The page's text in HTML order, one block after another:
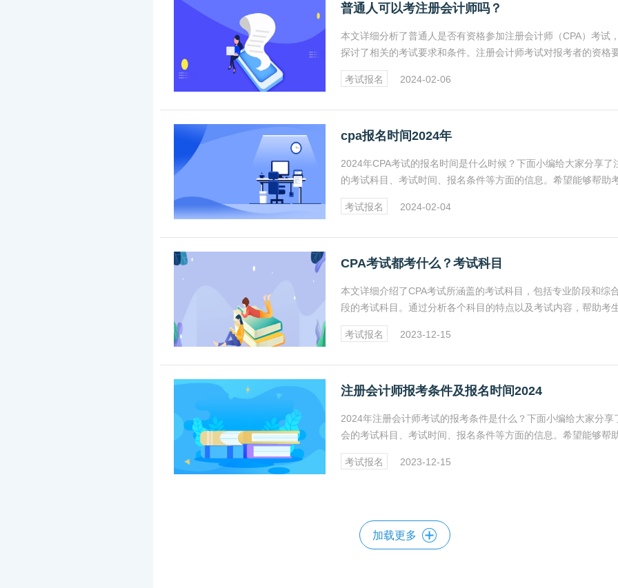
普通人可以考注册会计师吗？
本文详细分析了普通人是否有资格参加注册会计师（CPA）考试
探讨了相关的考试要求和条件。注册会计师考试对报考者的资格要
相对宽松，只要符合一定的学历和工作经验条件，普通人也可以报
考。
考试报名 2024-02-06
cpa报名时间2024年
2024年CPA考试的报名时间是什么时候？下面小编给大家分享了
的考试科目、考试时间、报名条件等方面的信息。希望能够帮助考
了解CPA考试的报考要求和流程，一起来看看吧。
考试报名
2024-02-04
CPA考试都考什么？考试科目
本文详细介绍了CPA考试所涵盖的考试科目，包括专业阶段和综
段的考试科目。通过分析各个科目的特点以及考试内容，帮助考生
好地了解CPA考试的要求，为备考CPA提供指导。具体请看以下正
文。
考试报名 2023-12-15
注册会计师报考条件及报名时间2024
2024年注册会计师考试的报考条件是什么？下面小编给大家分享
会的考试科目、考试时间、报名条件等方面的信息。希望能够帮助
生了解注册会计师考试的报考要求和流程，一起来看看吧。
考试报名
2023-12-15
加载更多